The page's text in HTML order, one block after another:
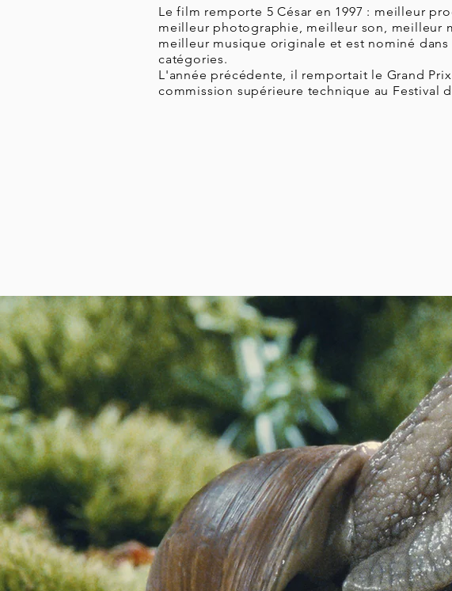
Le film remporte 5 César en 1997 : meilleur
meilleur photographie, meilleur son, meilleur
meilleur musique originale et est nominé dans
catégories.
L'année précédente, il remportait le Grand
commission supérieure technique au Festival